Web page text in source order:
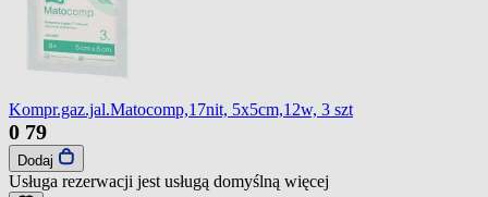
Kompr.gaz.jal.Matocomp,17nit, 5x5cm,12w, 3 szt
0 79
Dodaj
Usługa rezerwacji jest usługą domyślną więcej